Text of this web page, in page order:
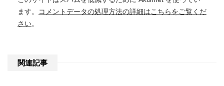
ます。
コメントデータの処理方法の詳細はこちらをご覧くだ
さい。
関連記事